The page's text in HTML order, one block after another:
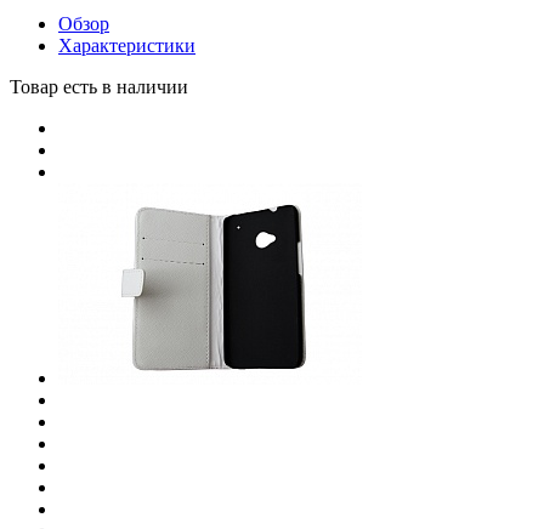
Обзор
Характеристики
Товар есть в наличии